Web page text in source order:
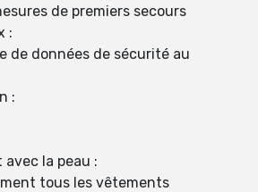
de premiers secours
:
de données de sécurité au
:
la peau :
tous les vêtements